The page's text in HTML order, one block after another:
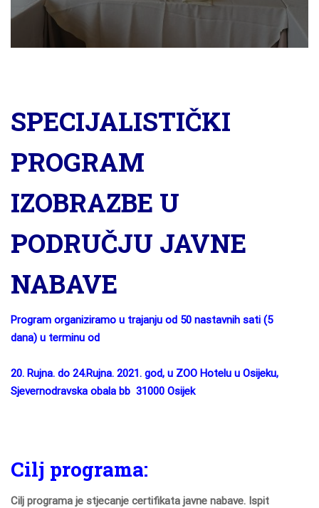
SPECIJALISTIČKI
PROGRAM
IZOBRAZBE U
PODRUČJU JAVNE
NABAVE
Program organiziramo u trajanju od 50 nastavnih sati (5
dana) u terminu od
20. Rujna. do 24.Rujna. 2021. god, u ZOO Hotelu u Osijeku,
Sjevernodravska obala bb 31000 Osijek
Cilj programa:
Cilj programa je stjecanje certifikata javne nabave. Ispit